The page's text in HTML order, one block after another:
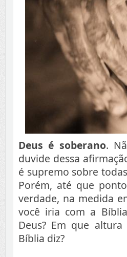
Deus é soberano.
duvide dessa
é supremo sobre
Porém, até que
verdade, na medida
você iria com a
Deus? Em que
Bíblia diz?